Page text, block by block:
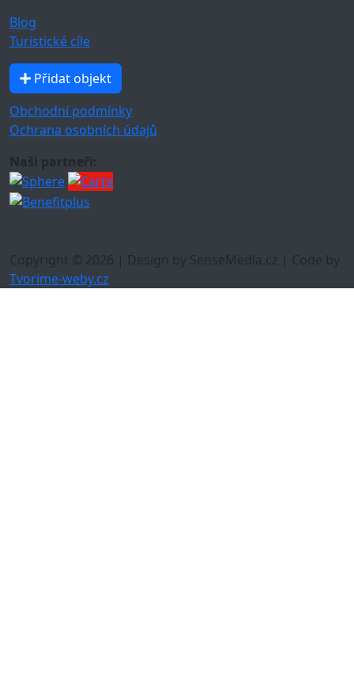
Blog
Turistické cíle
Přidat objekt
Obchodní podmínky
Ochrana osobních údajů
Naši partneři:
Copyright © 2026 | Design by SenseMedia.cz | Code by
Tvorime-weby.cz